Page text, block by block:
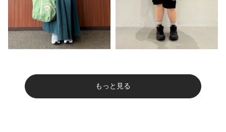
もっと見る